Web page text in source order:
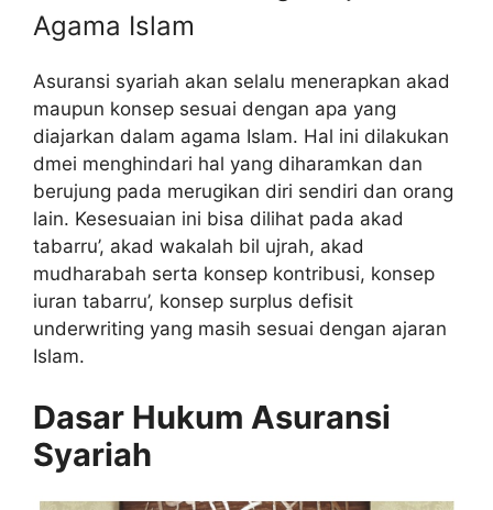
Agama Islam
Asuransi syariah akan selalu menerapkan akad
maupun konsep sesuai dengan apa yang
diajarkan dalam agama Islam. Hal ini dilakukan
dmei menghindari hal yang diharamkan dan
berujung pada merugikan diri sendiri dan orang
lain. Kesesuaian ini bisa dilihat pada akad
tabarru’, akad wakalah bil ujrah, akad
mudharabah serta konsep kontribusi, konsep
iuran tabarru’, konsep surplus defisit
underwriting yang masih sesuai dengan ajaran
Islam.
Dasar Hukum Asuransi
Syariah